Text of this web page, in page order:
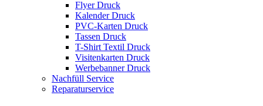
Flyer Druck
Kalender Druck
PVC-Karten Druck
Tassen Druck
T-Shirt Textil Druck
Visitenkarten Druck
Werbebanner Druck
Nachfüll Service
Reparaturservice